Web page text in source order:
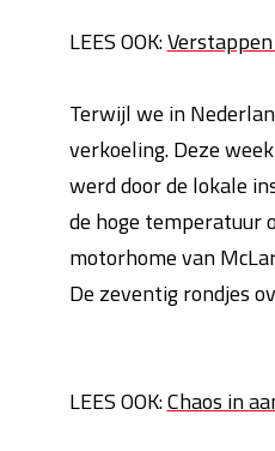
LEES OOK:
Terwijl we in
verkoeling. Deze
werd door de lokale
de hoge temperatuur
motorhome van
De zeventig rondjes
LEES OOK:Chaos in